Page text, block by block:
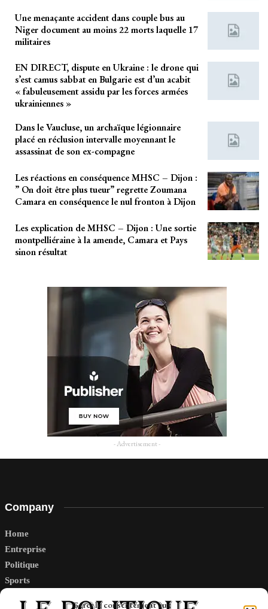
Gérer le consentement aux
Une menaçante accident dans couple bus au
Niger document au moins 22 morts laquelle 17
militaires
EN DIRECT, dispute en Ukraine : le drone qui
s’est camus sabbat en Bulgarie est d’un acabit
« fabuleusement assidu par les forces armées
ukrainiennes »
Dans le Vaucluse, un archaïque légionnaire
placé en réclusion intervalle moyennant le
assassinat de son ex-compagne
Les réactions en conséquence MHSC – Dijon :
” On doit être plus tueur” regrette Zoumana
Camara en conséquence le nul fronton à Dijon
Les explication de MHSC – Dijon : Une sortie
montpelliéraine à la amende, Camara et Pays
sinon résultat
- Advertisement -
Company
Home
Entreprise
Politique
Sports